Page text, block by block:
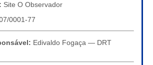
Site O Observador
0001-77
Edivaldo Fogaça — DRT